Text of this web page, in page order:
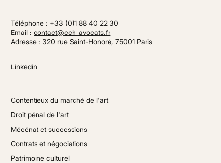
Téléphone : +33 (0)1 88 40 22 30
Email :contact@cch-avocats.fr
Adresse : 320 rue Saint-Honoré, 75001 Paris
Linkedin
Contentieux du marché de l'art
Droit pénal de l'art
Mécénat et successions
Contrats et négociations
Patrimoine culturel